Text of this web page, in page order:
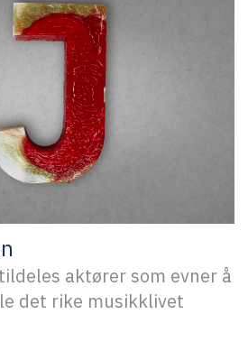
aktører som evner å
det rike musikklivet